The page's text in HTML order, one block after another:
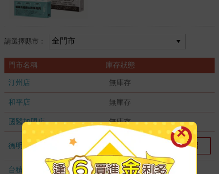
請選擇縣市：
門市名稱 庫存狀態
汀州店 無庫存
和平店 無庫存
國醫加盟店 無庫存
德明加盟店 1 我要預留
台積店 無庫存